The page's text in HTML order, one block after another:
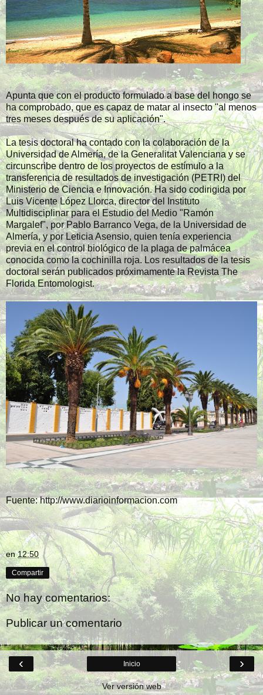
Apunta que con el producto formulado a base del hongo se
ha comprobado, que es capaz de matar al insecto "al menos
tres meses después de su aplicación".
La tesis doctoral ha contado con la colaboración de la
Universidad de Almería, de la Generalitat Valenciana y se
circunscribe dentro de los proyectos de estímulo a la
transferencia de resultados de investigación (PETRI) del
Ministerio de Ciencia e Innovación. Ha sido codirigida por
Luis Vicente López Llorca, director del Instituto
Multidisciplinar para el Estudio del Medio "Ramón
Margalef", por Pablo Barranco Vega, de la Universidad de
Almería, y por Leticia Asensio, quien tenía experiencia
previa en el control biológico de la plaga de palmácea
conocida como la cochinilla roja. Los resultados de la tesis
doctoral serán publicados próximamente la Revista The
Florida Entomologist.
Fuente:http://www.diarioinformacion.com
en12:50
Compartir
No hay comentarios:
Publicar un comentario
‹ ›
Inicio
Ver versión web